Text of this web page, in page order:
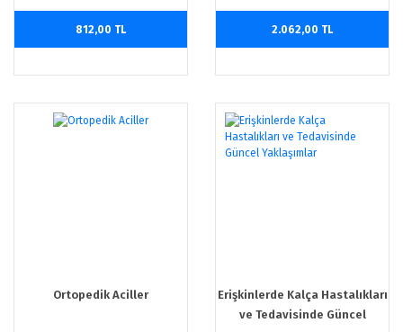
812,00 TL 2.062,00 TL
Ortopedik Aciller
Erişkinlerde Kalça Hastalıkları
ve Tedavisinde Güncel